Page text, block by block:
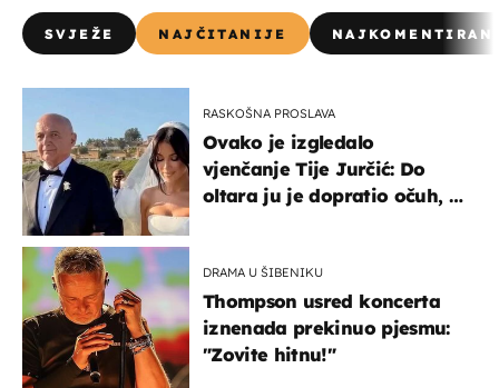
SVJEŽE NAJČITANIJE
RASKOŠNA PROSLAVA
Ovako je izgledalo
vjenčanje Tije Jurčić: Do
oltara ju je dopratio očuh, a
DRAMA U ŠIBENIKU
Thompson usred koncerta
iznenada prekinuo pjesmu:
"Zovite hitnu!"